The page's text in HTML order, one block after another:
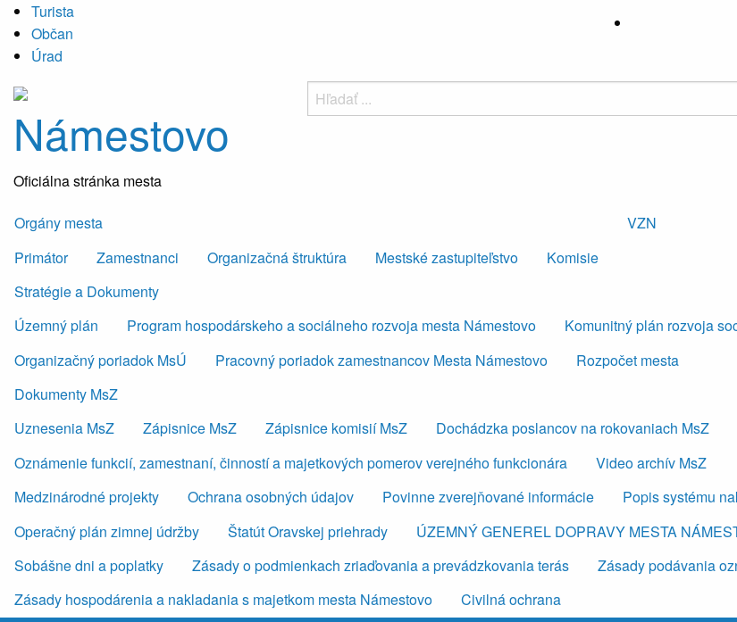
Turista
Občan
Úrad
Námestovo
Oficiálna stránka mesta
Orgány mesta
Primátor
Zamestnanci Organizačná štruktúra Mestské zastupiteľstvo Komisie
VZN
Stratégie a Dokumenty
Územný plán
Program hospodárskeho a sociálneho rozvoja mesta Námestovo Komunitný plán rozvoja
Organizačný poriadok MsÚ
Pracovný poriadok zamestnancov Mesta Námestovo
Rozpočet mesta
Dokumenty MsZ
Uznesenia MsZ
Zápisnice MsZ Zápisnice komisií MsZ
Dochádzka poslancov na rokovaniach MsZ
Oznámenie funkcií, zamestnaní, činností a majetkových pomerov verejného funkcionára
Video archív MsZ
Medzinárodné projekty
Ochrana osobných údajov Povinne zverejňované informácie Popis systému
Operačný plán zimnej údržby
Štatút Oravskej priehrady ÚZEMNÝ GENEREL DOPRAVY MESTA
Sobášne dni a poplatky
Zásady o podmienkach zriaďovania a prevádzkovania terás
Zásady podávania
Zásady hospodárenia a nakladania s majetkom mesta Námestovo
Civilná ochrana